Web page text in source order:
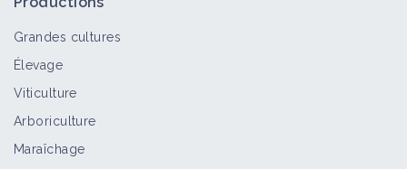
Grandes cultures
Élevage
Viticulture
Arboriculture
Maraîchage